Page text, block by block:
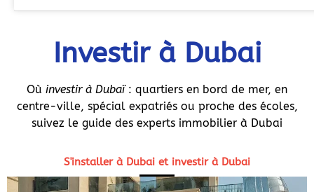
Investir à Dubai
Où investir à Dubaï: quartiers en bord de mer, en
centre-ville, spécial expatriés ou proche des écoles,
suivez le guide des experts immobilier à Dubai
S'installer à Dubai et investir à Dubai